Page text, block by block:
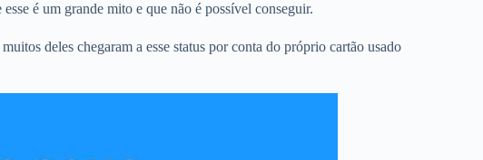
é um grande mito e que não é possível conseguir.
deles chegaram a esse status por conta do próprio cartão usado